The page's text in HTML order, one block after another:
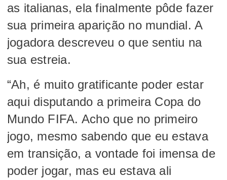
as italianas, ela finalmente pôde fazer
sua primeira aparição no mundial. A
jogadora descreveu o que sentiu na
sua estreia.
“Ah, é muito gratificante poder estar
aqui disputando a primeira Copa do
Mundo FIFA. Acho que no primeiro
jogo, mesmo sabendo que eu estava
em transição, a vontade foi imensa de
poder jogar, mas eu estava ali